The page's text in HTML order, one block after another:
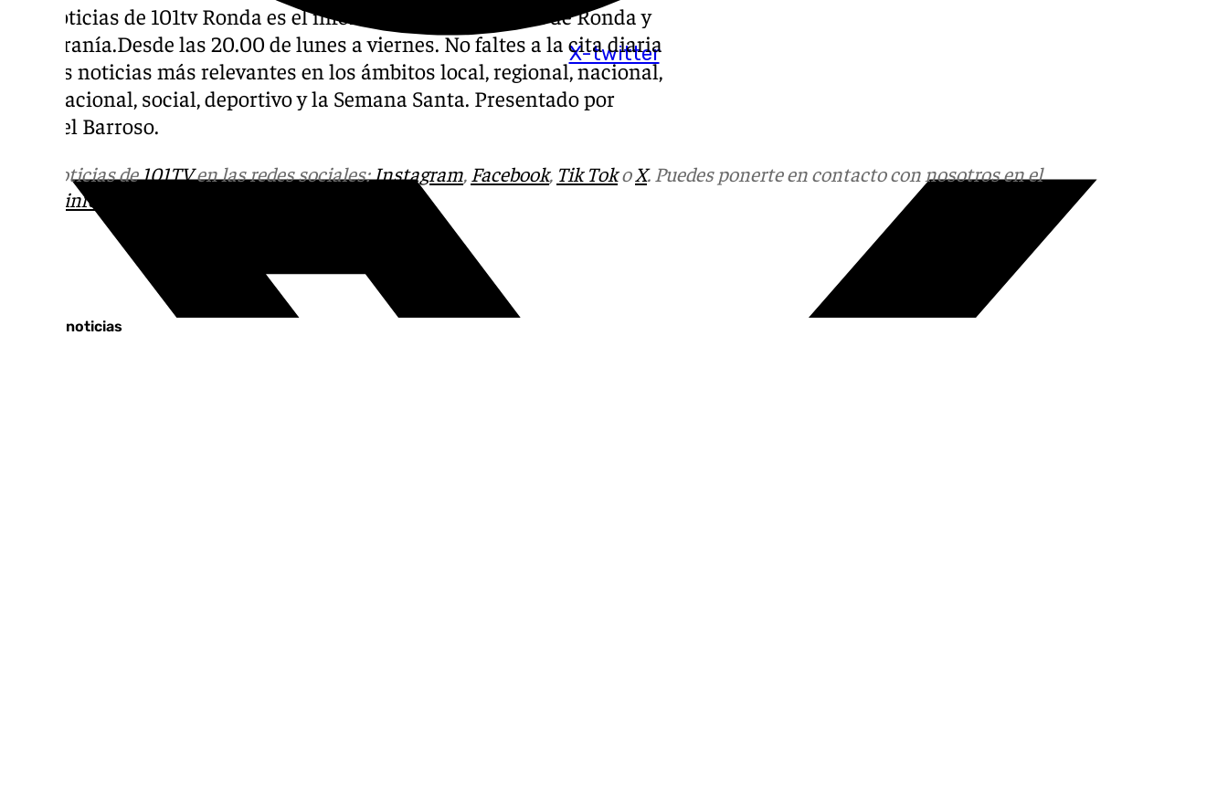
X-twitter
Las noticias de 101tv Ronda es el informativo de referencia de Ronda y
su Serranía.Desde las 20.00 de lunes a viernes. No faltes a la cita diaria
con las noticias más relevantes en los ámbitos local, regional, nacional,
internacional, social, deportivo y la Semana Santa. Presentado por
Manuel Barroso.
Más noticias de101TVen las redes sociales:Instagram, Facebook, Tik TokoX. Puedes ponerte en contacto con nosotros en el
informativos@101tv.es
Últimas noticias